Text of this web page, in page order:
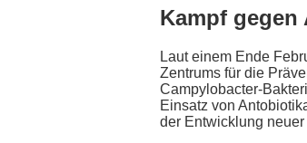
Kampf
Laut einem Ende
Zentrums für die
Campylobacter-
Einsatz von
der Entwicklung